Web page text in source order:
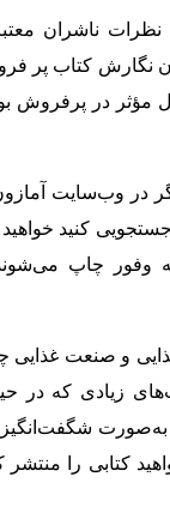
ناشران
نگارش کتاب پر
مؤثر در پرفروش
در وب‌سایت
کنید خواهید
وفور چاپ
و صنعت غذایی
زیادی که در
شگفت‌انگیز
کتابی را منتشر